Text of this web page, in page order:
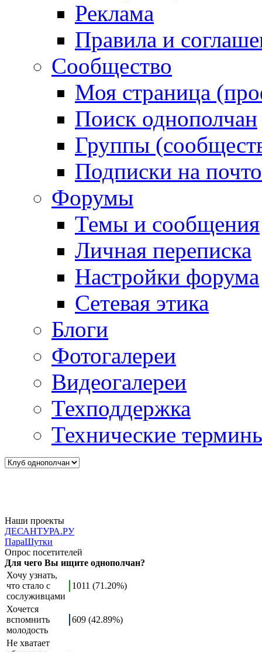
Реклама
Правила и
Сообщество
Моя страница
Поиск однополчан
Группы
Подписки на
Форумы
Темы и сообщения
Личная переписка
Настройки форума
Сетевая этика
Блоги
Фотогалереи
Видеогалереи
Техподдержка
Технические
Наши проекты
ДЕСАНТУРА.РУ
ПараШутки
Опрос посетителей
Для чего Вы ищите однополчан?
Хочу узнать,
что стало с
сослуживцами
1011 (71.20%)
Хочется
вспомнить
молодость
609 (42.89%)
Не хватает